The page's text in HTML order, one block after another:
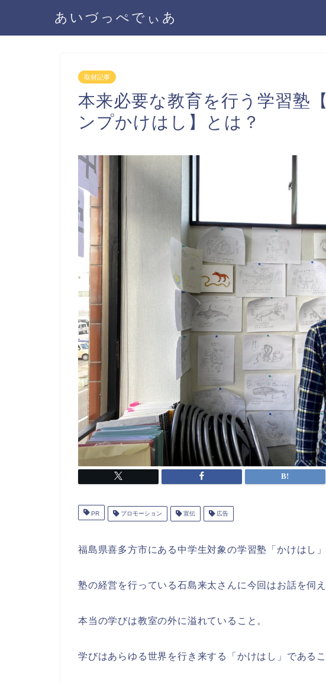
あいづっぺでぃあ
取材記事
本来必要な教育を行う学習塾
ンプかけはし】とは？
福島県喜多方市にある中学生対象の学習塾「かけはし」
塾の経営を行っている石島来太さんに今回はお話を伺
本当の学びは教室の外に溢れていること。
学びはあらゆる世界を行き来する「かけはし」である
PR プロモーション 宣伝 広告